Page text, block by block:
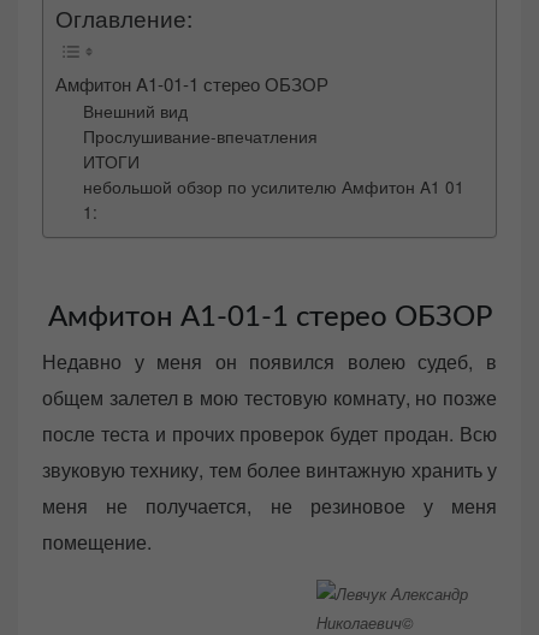
Оглавление:
Амфитон A1-01-1 стерео ОБЗОР
Внешний вид
Прослушивание-впечатления
ИТОГИ
небольшой обзор по усилителю Амфитон A1 01
1:
Амфитон A1-01-1 стерео ОБЗОР
Недавно у меня он появился волею судеб, в
общем залетел в мою тестовую комнату, но позже
после теста и прочих проверок будет продан. Всю
звуковую технику, тем более винтажную хранить у
меня не получается, не резиновое у меня
помещение.